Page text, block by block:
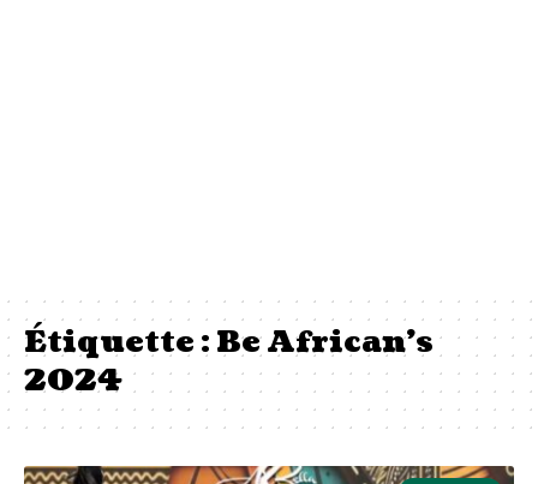
Étiquette :Be African’s
2024